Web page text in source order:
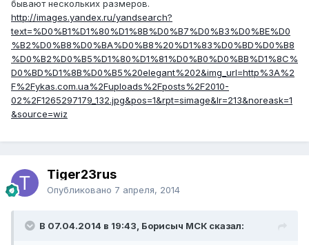
бывают нескольких размеров.
http://images.yandex.ru/yandsearch?
text=%D0%B1%D1%80%D1%8B%D0%B7%D0%B3%D0%BE%D0
%B2%D0%B8%D0%BA%D0%B8%20%D1%83%D0%BD%D0%B8
%D0%B2%D0%B5%D1%80%D1%81%D0%B0%D0%BB%D1%8C%
D0%BD%D1%8B%D0%B5%20elegant%202&img_url=http%3A%2
F%2Fykas.com.ua%2Fuploads%2Fposts%2F2010-
02%2F1265297179_132.jpg&pos=1&rpt=simage&lr=213&noreask=1
&source=wiz
Tiger23rus
Опубликовано 7 апреля, 2014
В 07.04.2014 в 19:43, Борисыч МСК сказал: